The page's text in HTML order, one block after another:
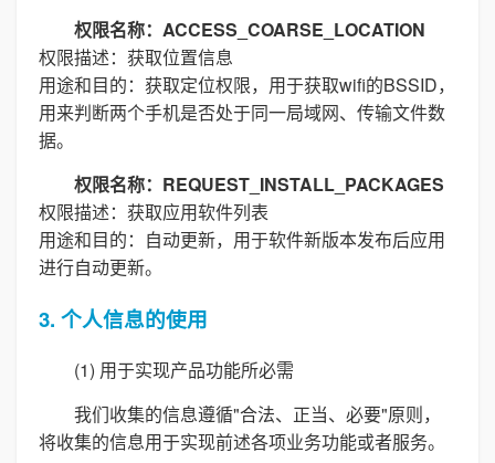
权限名称：ACCESS_COARSE_LOCATION
权限描述：获取位置信息
用途和目的：获取定位权限，用于获取wifi的BSSID，
用来判断两个手机是否处于同一局域网、传输文件数
据。
权限名称：REQUEST_INSTALL_PACKAGES
权限描述：获取应用软件列表
用途和目的：自动更新，用于软件新版本发布后应用
进行自动更新。
3. 个人信息的使用
(1) 用于实现产品功能所必需
我们收集的信息遵循"合法、正当、必要"原则，
将收集的信息用于实现前述各项业务功能或者服务。